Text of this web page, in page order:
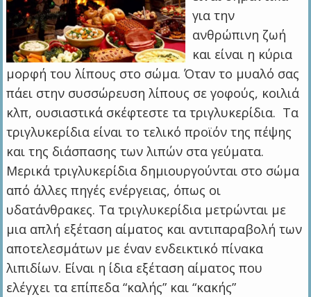
για την
ανθρώπινη ζωή
και είναι η κύρια
μορφή του λίπους στο σώμα. Όταν το μυαλό σας
πάει στην συσσώρευση λίπους σε γοφούς, κοιλιά
κλπ, ουσιαστικά σκέφτεστε τα τριγλυκερίδια. Τα
τριγλυκερίδια είναι το τελικό προϊόν της πέψης
και της διάσπασης των λιπών στα γεύματα.
Μερικά τριγλυκερίδια δημιουργούνται στο σώμα
από άλλες πηγές ενέργειας, όπως οι
υδατάνθρακες. Τα τριγλυκερίδια μετρώνται με
μια απλή εξέταση αίματος και αντιπαραβολή των
αποτελεσμάτων με έναν ενδεικτικό πίνακα
λιπιδίων. Είναι η ίδια εξέταση αίματος που
ελέγχει τα επίπεδα “καλής” και “κακής”